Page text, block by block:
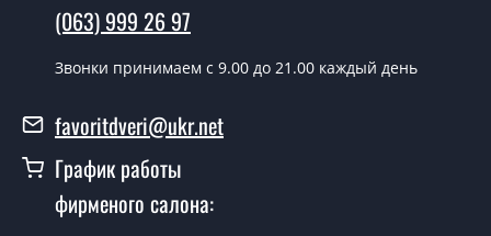
день.
замерщика?
Да можно.
У вас есть в наличии готовые двери с
(063) 999 26 97
Звонки принимаем c 9.00 до 21.00 каждый день
favoritdveri@ukr.net
График работы
фирменого салона: